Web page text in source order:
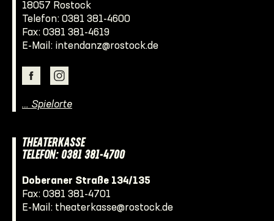
18057 Rostock
Telefon: 0381 381-4600
Fax: 0381 381-4619
E-Mail: intendanz@rostock.de
… Spielorte
THEATERKASSE
TELEFON: 0381 381-4700
Doberaner Straße 134/135
Fax: 0381 381-4701
E-Mail: theaterkasse@rostock.de